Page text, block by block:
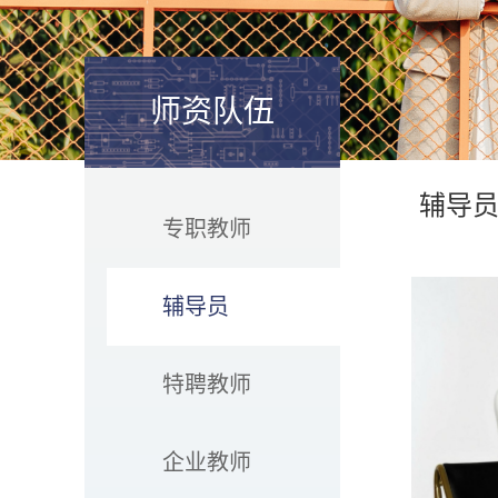
师资队伍
专职教师
辅导员
特聘教师
企业教师
辅导